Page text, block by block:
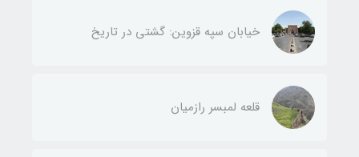
خیابان سپه قزوین: گشتی در تاریخ
قلعه لمبسر رازمیان